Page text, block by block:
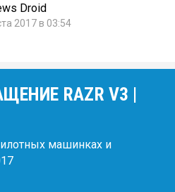
Droid
2017 в 03:54
RAZR V3 |
машинках и